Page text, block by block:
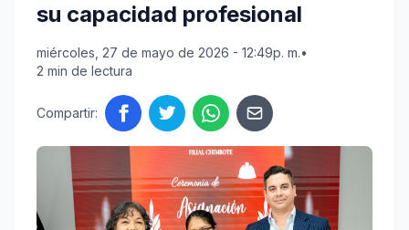
su capacidad profesional
miércoles, 27 de mayo de 2026 - 12:49p. m.•
2 min de lectura
Compartir: